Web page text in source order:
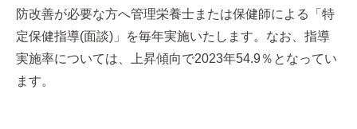
防改善が必要な方へ管理栄養士または保健師による「特
定保健指導(面談)」を毎年実施いたします。なお、指導
実施率については、上昇傾向で2023年54.9％となってい
ます。